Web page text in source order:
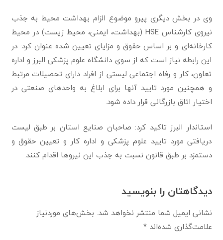
وی در بخش دیگری پیرو موضوع الزام بهداشت محیط به جذب
نیروی کارشناس HSE (بهداشت، ایمنی، محیط زیست) در محیط
کارخانه‌ای و بر اساس حقوق و مزایای تعیین شده عنوان کرد: در
این رابطه نیاز است که از سوی دانشگاه علوم پزشکی البرز و اداره
تعاون، کار و رفاه اجتماعی لیستی از افراد دارای تحصیلات مرتبط
و همچنین مورد تایید آنها برای ابلاغ به واحدهای صنعتی در
اختیار اتاق بازرگانی قرار داده شود.
استاندار البرز تاکید کرد: صاحبان صنایع استان بر طبق لیست
دریافتی مورد تایید علوم پزشکی و اداره کار و تعیین حقوق و
دستمزد بر طبق قانون نسبت به جذب این نیروها اقدام کنند.
دیدگاهتان را بنویسید
نشانی ایمیل شما منتشر نخواهد شد. بخش‌های موردنیاز
علامت‌گذاری شده‌اند*